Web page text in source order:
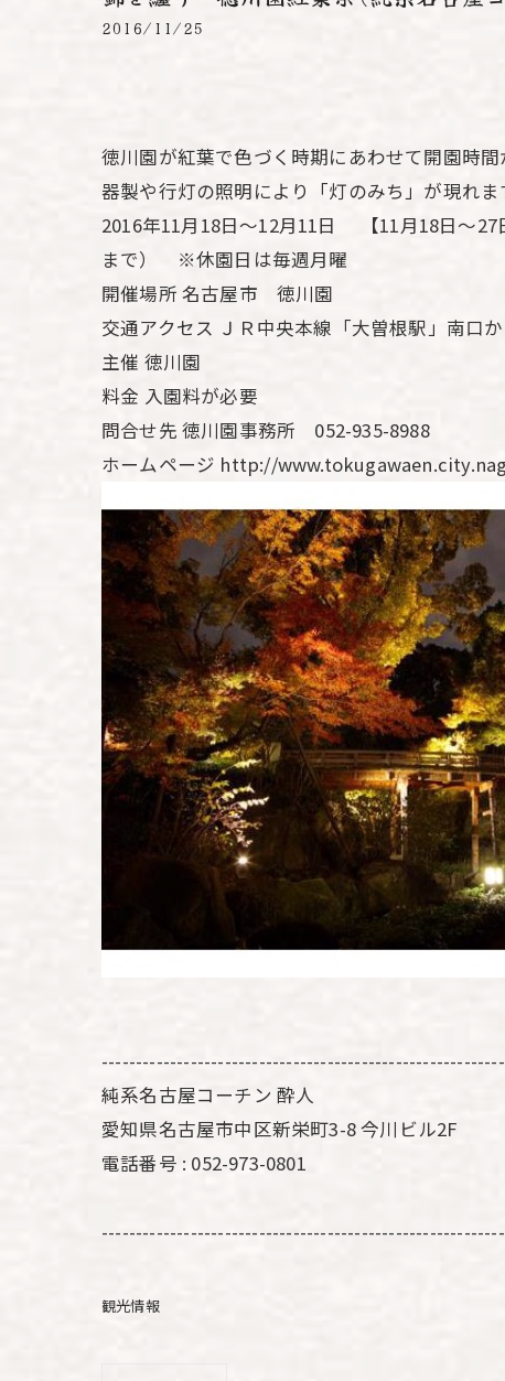
2016/11/25
徳川園が紅葉で色づく時期にあわせて開園時
器製や行灯の照明により「灯のみち」が現れま
2016年11月18日～12月11日 【11月18日～
まで） ※休園日は毎週月曜
開催場所 名古屋市 徳川園
交通アクセス ＪＲ中央本線「大曽根駅」南口
主催 徳川園
料金 入園料が必要
問合せ先 徳川園事務所 052-935-8988
ホームページ http://
純系名古屋コーチン 酔人
愛知県名古屋市中区新栄町3-8 今川ビル2F
電話番号 : 052-973-0801
観光情報